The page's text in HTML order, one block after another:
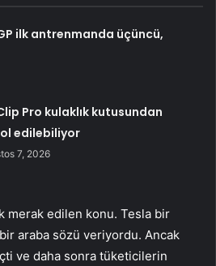
ilk antrenmanda üçüncü,
Pro kulaklık kutusundan
edilebiliyor
7, 2026
merak edilen konu. Tesla bir
araba sözü veriyordu. Ancak
ve daha sonra tüketicilerin